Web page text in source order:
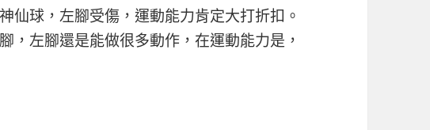
仙球，左腳受傷，運動能力肯定大打折扣。
，左腳還是能做很多動作，在運動能力是，